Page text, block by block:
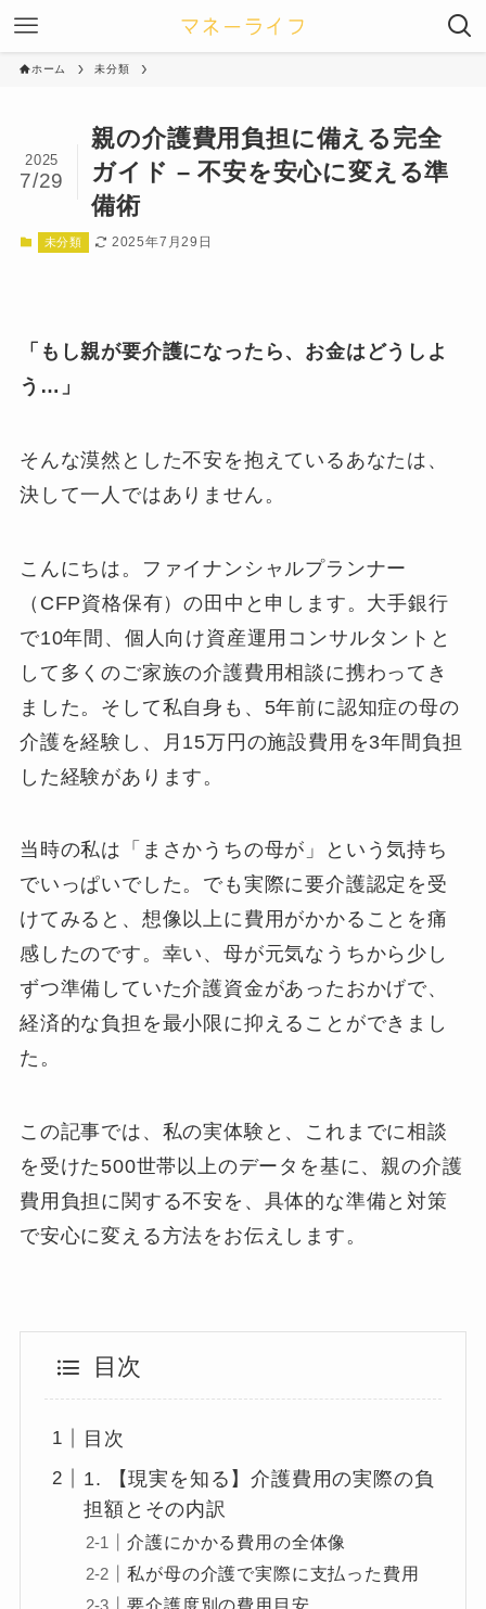
ホーム 未分類
親の介護費用負担に備える完全
ガイド – 不安を安心に変える準
備術
2025
7/29
未分類 2025年7月29日
「もし親が要介護になったら、お金はどうしよ
う…」
そんな漠然とした不安を抱えているあなたは、
決して一人ではありません。
こんにちは。ファイナンシャルプランナー
（CFP資格保有）の田中と申します。大手銀行
で10年間、個人向け資産運用コンサルタントと
して多くのご家族の介護費用相談に携わってき
ました。そして私自身も、5年前に認知症の母の
介護を経験し、月15万円の施設費用を3年間負担
した経験があります。
当時の私は「まさかうちの母が」という気持ち
でいっぱいでした。でも実際に要介護認定を受
けてみると、想像以上に費用がかかることを痛
感したのです。幸い、母が元気なうちから少し
ずつ準備していた介護資金があったおかげで、
経済的な負担を最小限に抑えることができまし
た。
この記事では、私の実体験と、これまでに相談
を受けた500世帯以上のデータを基に、親の介護
費用負担に関する不安を、具体的な準備と対策
で安心に変える方法をお伝えします。
目次
目次
1. 【現実を知る】介護費用の実際の負
担額とその内訳
介護にかかる費用の全体像
私が母の介護で実際に支払った費用
要介護度別の費用目安